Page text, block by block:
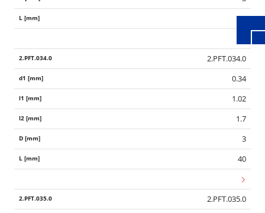
40
2.PFT.034.0
0.34
1.02
1.7
3
40
2.PFT.035.0